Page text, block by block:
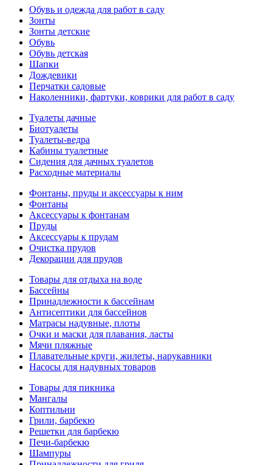
Обувь и одежда для работ в саду
Зонты
Зонты детские
Обувь
Обувь детская
Шапки
Дождевики
Перчатки садовые
Наколенники, фартуки, коврики для работ в саду
Туалеты дачные
Биотуалеты
Туалеты-ведра
Кабины туалетные
Сидения для дачных туалетов
Расходные материалы
Фонтаны, пруды и аксессуары к ним
Фонтаны
Аксессуары к фонтанам
Пруды
Аксессуары к прудам
Очистка прудов
Декорации для прудов
Товары для отдыха на воде
Бассейны
Принадлежности к бассейнам
Антисептики для бассейнов
Матраcы надувные, плоты
Очки и маски для плавания, ласты
Мячи пляжные
Плавательные круги, жилеты, нарукавники
Насосы для надувных товаров
Товары для пикника
Мангалы
Коптильни
Грили, барбекю
Решетки для барбекю
Печи-барбекю
Шампуры